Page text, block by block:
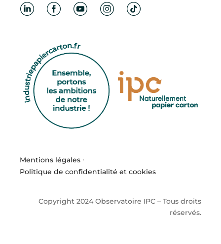
Mentions légales ·
Politique de confidentialité et cookies
Copyright 2024 Observatoire IPC – Tous droits
réservés.